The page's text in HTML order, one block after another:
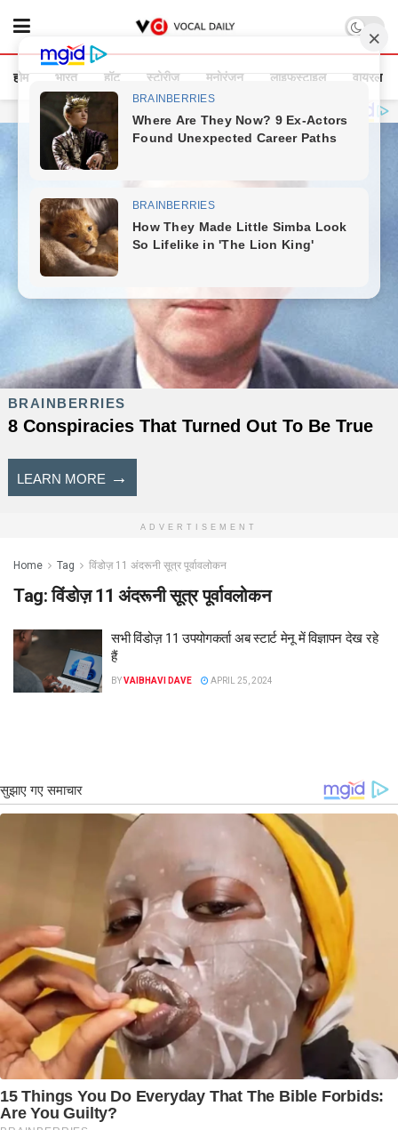
होम भारत हॉट स्टोरीज मनोरंजन लाइफस्टाइल वायरल
ADVERTISEMENT
Home Tag विंडोज़ 11 अंदरूनी सूत्र पूर्वावलोकन
Tag:विंडोज़ 11 अंदरूनी सूत्र पूर्वावलोकन
सभी विंडोज़ 11 उपयोगकर्ता अब स्टार्ट मेनू में विज्ञापन देख रहे
हैं
BYVAIBHAVI DAVE APRIL 25, 2024